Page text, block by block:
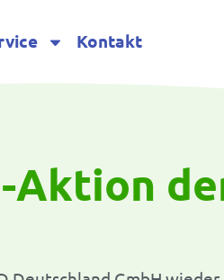
Kontakt
Aktion